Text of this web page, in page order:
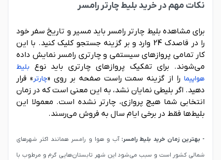
نکات مهم در خرید بلیط چارتر رامسر
برای مشاهده بلیط چارتر رامسر باید مسیر و تاریخ سفر خود
را در قاصدک 24 وارد و بر گزینه جستجو کلیک کنید. با این
کار تمامی پروازهای سیستمی و چارتری رامسر نمایش داده
می‌شوند. برای تفکیک پروازهای چارتری باید نوع بلیط
هواپیمارا از گزینه سمت راست صفحه بر روی «چارتر» قرار
دهید. اگر بلیطی نمایان نشد، به این معنی است که در زمان
انتخابی شما هیچ پروازی، چارتر نشده است. معمولا این
بلیط‌ها فقط در برخی ایام سال به فروش می‌رسند.
- بهترین زمان خرید بلیط رامسر:آب و هوا و رامسر همانند اکثر شهرهای
شمالی کشور است و سبب می‌شود این شهر تابستان‌هایی گرم و مرطوب با